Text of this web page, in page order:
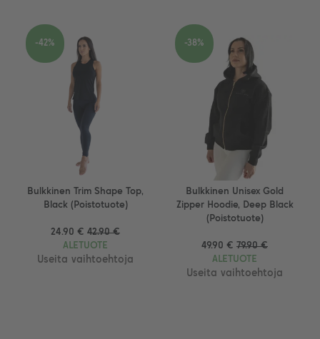
Bulkkinen Trim Shape Top,
Black (Poistotuote)
24.90 € 42.90 €
ALETUOTE
Useita vaihtoehtoja
-42%
Bulkkinen Unisex Gold
Zipper Hoodie, Deep Black
(Poistotuote)
49.90 € 79.90 €
ALETUOTE
Useita vaihtoehtoja
-38%